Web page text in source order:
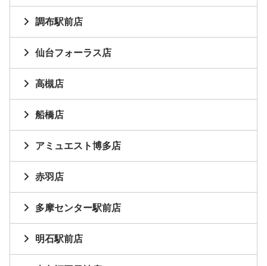
調布駅前店
仙台フォーラス店
高槻店
船橋店
アミュエスト博多店
赤羽店
多摩センター駅前店
明石駅前店